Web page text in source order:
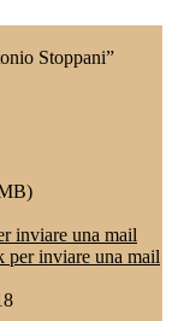
Stoppani”
inviare una mail
per inviare una mail